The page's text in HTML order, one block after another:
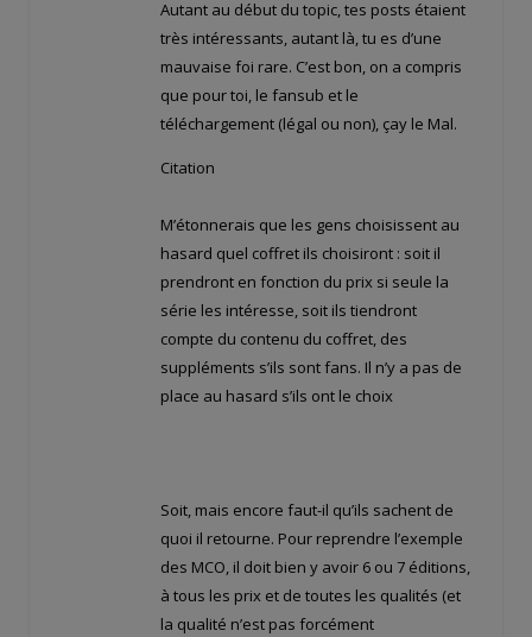
Autant au début du topic, tes posts étaient
très intéressants, autant là, tu es d’une
mauvaise foi rare. C’est bon, on a compris
que pour toi, le fansub et le
téléchargement (légal ou non), çay le Mal.
Citation
M’étonnerais que les gens choisissent au
hasard quel coffret ils choisiront : soit il
prendront en fonction du prix si seule la
série les intéresse, soit ils tiendront
compte du contenu du coffret, des
suppléments s’ils sont fans. Il n’y a pas de
place au hasard s’ils ont le choix
Soit, mais encore faut-il qu’ils sachent de
quoi il retourne. Pour reprendre l’exemple
des MCO, il doit bien y avoir 6 ou 7 éditions,
à tous les prix et de toutes les qualités (et
la qualité n’est pas forcément